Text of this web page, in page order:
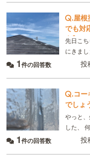
.屋
でも対
有】
先日こ
にきま
るので
1件の回答数 投
.コ
でしょ
やっと
した、
たので
1件の回答数 投